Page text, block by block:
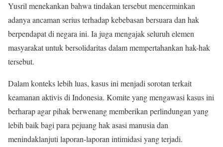
Yusril menekankan bahwa tindakan tersebut mencerminkan
adanya ancaman serius terhadap kebebasan bersuara dan hak
berpendapat di negara ini. Ia juga mengajak seluruh elemen
masyarakat untuk bersolidaritas dalam mempertahankan hak-hak
tersebut.
Dalam konteks lebih luas, kasus ini menjadi sorotan terkait
keamanan aktivis di Indonesia. Komite yang mengawasi kasus ini
berharap agar pihak berwenang memberikan perlindungan yang
lebih baik bagi para pejuang hak asasi manusia dan
menindaklanjuti laporan-laporan intimidasi yang terjadi.